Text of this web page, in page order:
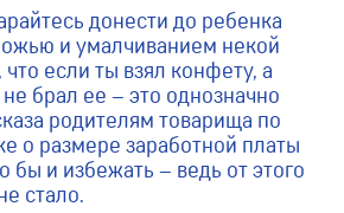
донести до ребенка
и умалчиванием некой
если ты взял конфету, а
брал ее – это однозначно
родителям товарища по
о размере заработной платы
и избежать – ведь от этого
стало.